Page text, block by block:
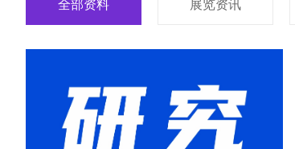
全部资料 展览资讯